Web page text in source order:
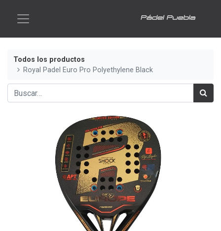
Todos los productos
Royal Padel Euro Pro Polyethylene Black